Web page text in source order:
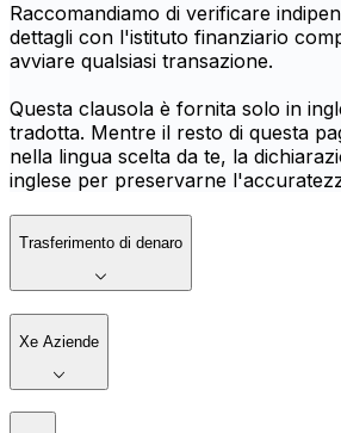
Raccomandiamo di verificare
dettagli con l'istituto finanziario
avviare qualsiasi transazione.
Questa clausola è fornita solo in
tradotta. Mentre il resto di questa
nella lingua scelta da te, la
inglese per preservarne
Trasferimento di denaro
Xe Aziende